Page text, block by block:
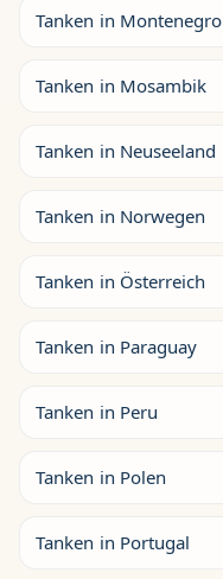
Tanken in Montenegro
Tanken in Mosambik
Tanken in Neuseeland
Tanken in Norwegen
Tanken in Österreich
Tanken in Paraguay
Tanken in Peru
Tanken in Polen
Tanken in Portugal